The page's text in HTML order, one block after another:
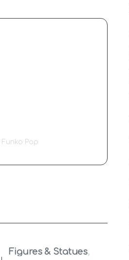
Funko Pop
Figures & Statues,